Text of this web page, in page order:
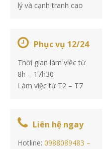
lý và cạnh tranh cao
Phục vụ 12/24
Thời gian làm việc từ
8h – 17h30
Làm việc từ T2 – T7
Liên hệ ngay
Hotline:0988089483 –